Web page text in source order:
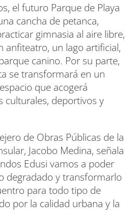
el futuro Parque de Playa
cancha de petanca,
gimnasia al aire libre,
anfiteatro, un lago artificial,
canino. Por su parte,
se transformará en un
que acogerá
culturales, deportivos y
de Obras Públicas de la
Jacobo Medina, señala
Edusi vamos a poder
degradado y transformarlo
para todo tipo de
por la calidad urbana y la